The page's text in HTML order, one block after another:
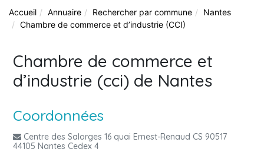
Accueil Annuaire Rechercher par commune
Nantes
Chambre de commerce et d’industrie (CCI)
Chambre de commerce et
d’industrie (cci) de Nantes
Coordonnées
Centre des Salorges 16 quai Ernest-Renaud CS 90517
44105 Nantes Cedex 4